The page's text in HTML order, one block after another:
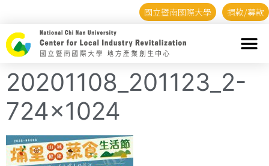
國立暨南國際大學 捐款/募款
20201108_201123_2-
724×1024